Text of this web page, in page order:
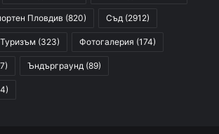
Пловдив (820) Съд (2912)
Туризъм (323) Фотогалерия (174)
Ъндърграунд (89)